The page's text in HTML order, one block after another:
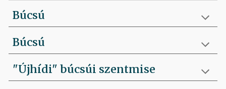
Búcsú
Búcsú
"Újhídi" búcsúi szentmise